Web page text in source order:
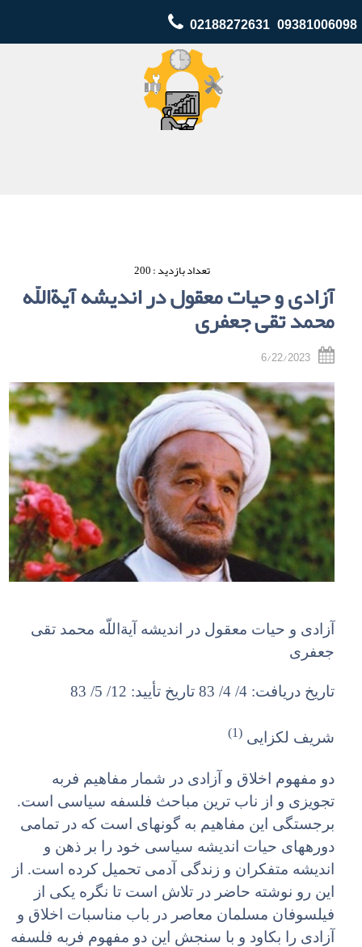
02188272631 09381006098
تعداد بازدید : 200
آزادى و حیات معقول در اندیشه آیة‏اللّه‏
محمد تقى جعفرى
6/22/2023
آزادى و حیات معقول در اندیشه آیة‏اللّه‏ محمد تقى
جعفرى
تاریخ دریافت: 4/ 4/ 83 تاریخ تأیید: 12/ 5/ 83
شریف لک‏زایى (1)
دو مفهوم اخلاق و آزادى در شمار مفاهیم فربه
تجویزى و از ناب ترین مباحث فلسفه سیاسى است.
برجستگى این مفاهیم به گونه‏اى است که در تمامى
دوره‏هاى حیات اندیشه سیاسى خود را بر ذهن و
اندیشه متفکران و زندگى آدمى تحمیل کرده است. از
این رو نوشته حاضر در تلاش است تا نگره یکى از
فیلسوفان مسلمان معاصر در باب مناسبات اخلاق و
آزادى را بکاود و با سنجش این دو مفهوم فربه فلسفه